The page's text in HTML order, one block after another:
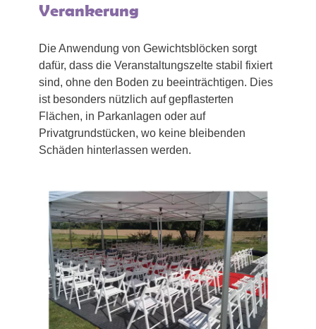
Verankerung
Die Anwendung von Gewichtsblöcken sorgt
dafür, dass die Veranstaltungszelte stabil fixiert
sind, ohne den Boden zu beeinträchtigen. Dies
ist besonders nützlich auf gepflasterten
Flächen, in Parkanlagen oder auf
Privatgrundstücken, wo keine bleibenden
Schäden hinterlassen werden.